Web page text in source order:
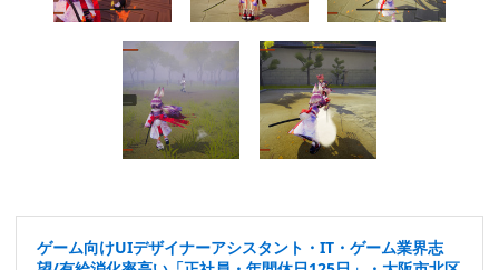
ゲーム向けUIデザイナーアシスタント・IT・ゲーム業界志